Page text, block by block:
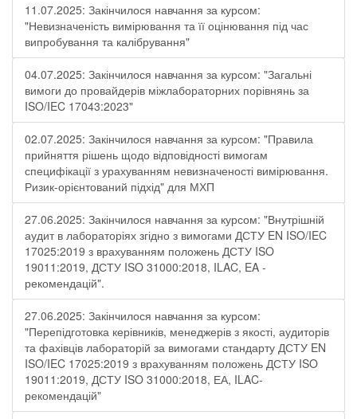
11.07.2025: Закінчилося навчання за курсом:
"Невизначеність вимірювання та її оцінювання під час
випробування та калібрування"
04.07.2025: Закінчилося навчання за курсом: "Загальні
вимоги до провайдерів міжлабораторних порівнянь за
ISO/IEC 17043:2023"
02.07.2025: Закінчилося навчання за курсом: "Правила
прийняття рішень щодо відповідності вимогам
специфікації з урахуванням невизначеності вимірювання.
Ризик-орієнтований підхід" для МХП
27.06.2025: Закінчилося навчання за курсом: "Внутрішній
аудит в лабораторіях згідно з вимогами ДСТУ EN ISO/IEC
17025:2019 з врахуванням положень ДСТУ ISO
19011:2019, ДСТУ ISO 31000:2018, ILAC, EA -
рекомендацій".
27.06.2025: Закінчилося навчання за курсом:
"Перепідготовка керівників, менеджерів з якості, аудиторів
та фахівців лабораторій за вимогами стандарту ДСТУ EN
ISO/IEC 17025:2019 з врахуванням положень ДСТУ ISO
19011:2019, ДСТУ ISO 31000:2018, ЕА, ILAC-
рекомендацій"